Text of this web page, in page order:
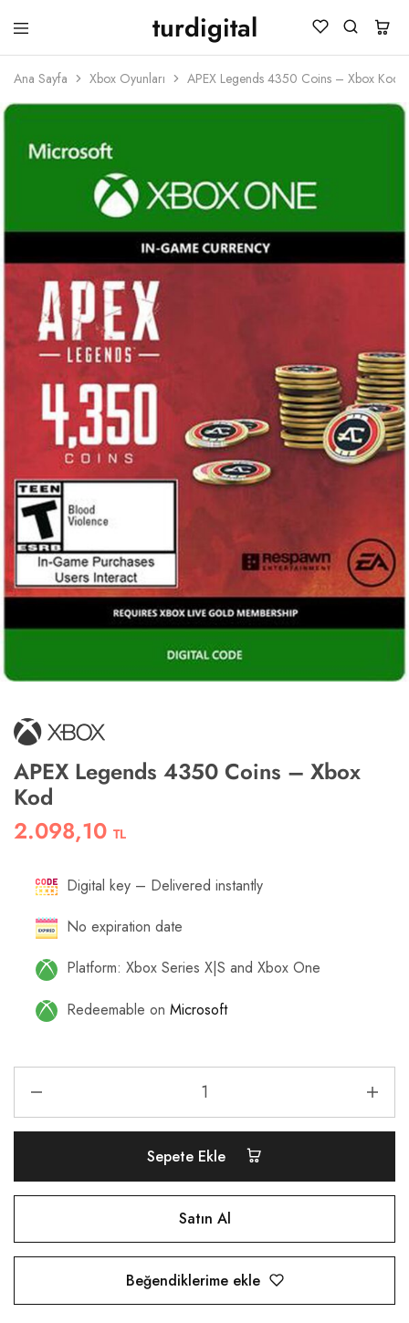
turdigital
TURDIGITAL
Dijital
Kartları
Oyun
&
Üyelik
Paketleri
Ana Sayfa Xbox Oyunları APEX Legends 4350 Coins – Xbox Kod
APEX Legends 4350 Coins – Xbox
Kod
2.098,10 TL
Digital key – Delivered instantly
No expiration date
Platform: Xbox Series X|S and Xbox One
Redeemable on Microsoft
Sepete Ekle
Satın Al
Beğendiklerime ekle